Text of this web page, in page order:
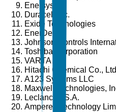
Enersys
Duracell Inc.
Exide Technologies
EnerDel
Johnson Controls
Toshiba Corporation
VARTA AG
Hitachi Chemical Co.,
A123 Systems LLC
Maxwell Technologies,
Leclanché S.A.
Amperex Technology